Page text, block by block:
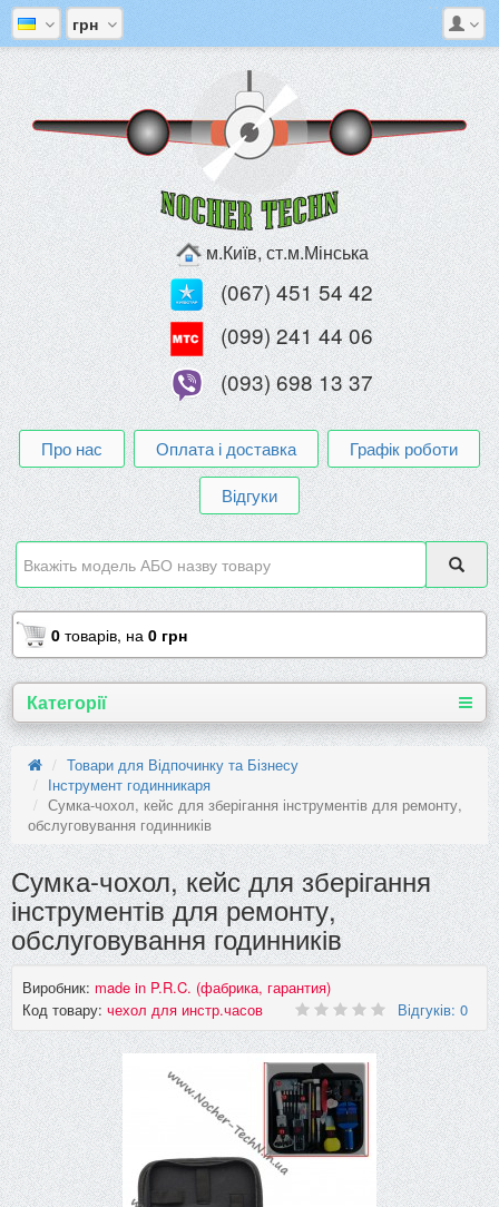
грн
м.Київ, ст.м.Мінська
(067) 451 54 42
(099) 241 44 06
(093) 698 13 37
Про нас Оплата і доставка
Графік роботи
Відгуки
0 товарів, на 0 грн
Категорії
Товари для Відпочинку та Бізнесу
Інструмент годинникаря
Сумка-чохол, кейс для зберігання інструментів для ремонту,
обслуговування годинників
Сумка-чохол, кейс для зберігання
інструментів для ремонту,
обслуговування годинників
Виробник: made in P.R.C. (фабрика, гарантия)
Код товару: чехол для инстр.часов Відгуків: 0